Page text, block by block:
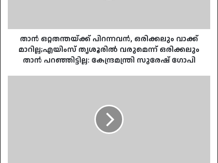
ഒരിക്കലും
താന്‍
പറഞ്ഞിട്ടില്ല:
കേന്ദ്രമന്ത്രി
ഗോപി
താന്‍ ഒറ്റതന്തയ്ക്ക് പിറന്നവന്‍, ഒരിക്കലും വാക്ക്
മാറില്ല;എയിംസ് തൃശൂരില്‍ വരുമെന്ന് ഒരിക്കലും
താന്‍ പറഞ്ഞിട്ടില്ല: കേന്ദ്രമന്ത്രി സുരേഷ് ഗോപി